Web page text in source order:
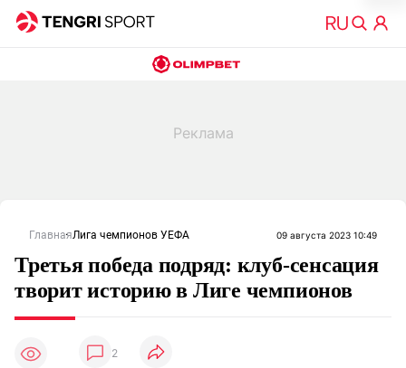
ГлавнаяЛига чемпионов УЕФА 09 августа 2023 10:49
Третья победа подряд: клуб-сенсация
творит историю в Лиге чемпионов
2